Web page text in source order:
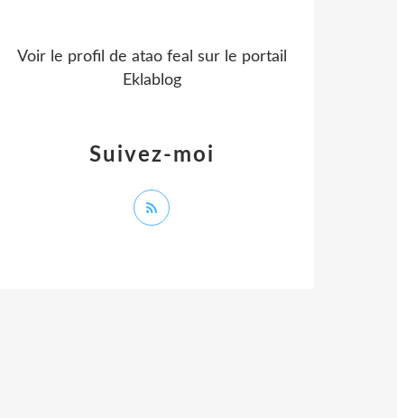
Suivez-moi
Voir le profil de atao feal sur le portail
Eklablog